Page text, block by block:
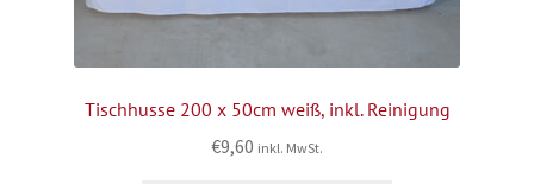
Tischhusse 200 x 50cm weiß, inkl. Reinigung
€9,60 inkl. MwSt.